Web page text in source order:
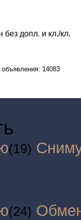
допл. и кл./кл.
объявления: 14083
(19)
(24)